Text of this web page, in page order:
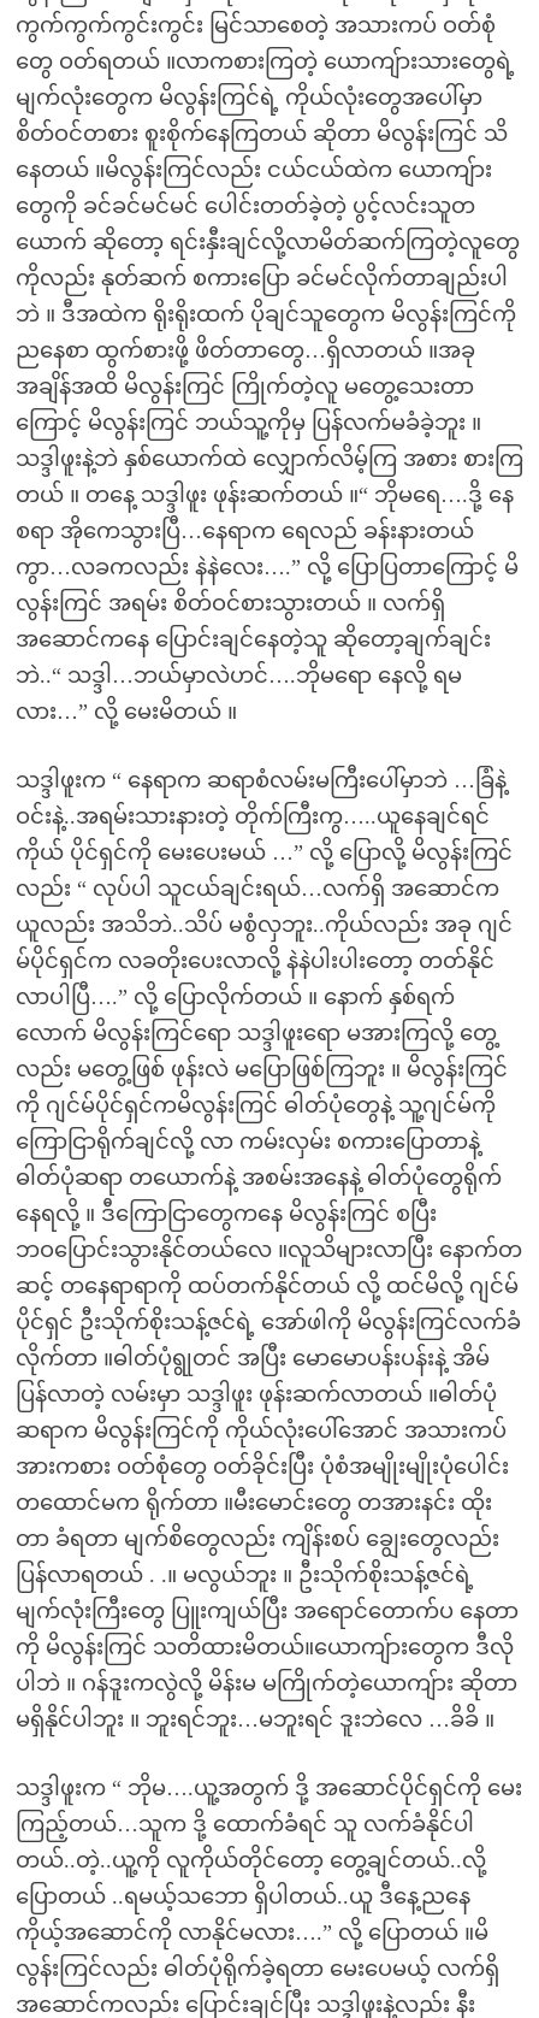
ကွက်ကွက်ကွင်းကွင်း မြင်သာစေတဲ့ အသားကပ် ဝတ်စုံ
တွေ ဝတ်ရတယ် ။လာကစားကြတဲ့ ယောကျ်ားသားတွေရဲ့
မျက်လုံးတွေက မိလွန်းကြင်ရဲ့ ကိုယ်လုံးတွေအပေါ်မှာ
စိတ်ဝင်တစား စူးစိုက်နေကြတယ် ဆိုတာ မိလွန်းကြင် သိ
နေတယ် ။မိလွန်းကြင်လည်း ငယ်ငယ်ထဲက ယောကျ်ား
တွေကို ခင်ခင်မင်မင် ပေါင်းတတ်ခဲ့တဲ့ ပွင့်လင်းသူတ
ယောက် ဆိုတော့ ရင်းနှီးချင်လို့လာမိတ်ဆက်ကြတဲ့လူတွေ
ကိုလည်း နုတ်ဆက် စကားပြော ခင်မင်လိုက်တာချည်းပါ
ဘဲ ။ ဒီအထဲက ရိုးရိုးထက် ပိုချင်သူတွေက မိလွန်းကြင်ကို
ညနေစာ ထွက်စားဖို့ ဖိတ်တာတွေ…ရှိလာတယ် ။အခု
အချိန်အထိ မိလွန်းကြင် ကြိုက်တဲ့လူ မတွေ့သေးတာ
ကြောင့် မိလွန်းကြင် ဘယ်သူ့ကိုမှ ပြန်လက်မခံခဲ့ဘူး ။
သဒ္ဒါဖူးနဲ့ဘဲ နှစ်ယောက်ထဲ လျှောက်လိမ့်ကြ အစား စားကြ
တယ် ။ တနေ့ သဒ္ဒါဖူး ဖုန်းဆက်တယ် ။“ ဘိုမရေ….ဒို့ နေ
စရာ အိုကေသွားပြီ…နေရာက ရေလည် ခန်းနားတယ်
ကွာ…လခကလည်း နဲနဲလေး….” လို့ ပြောပြတာကြောင့် မိ
လွန်းကြင် အရမ်း စိတ်ဝင်စားသွားတယ် ။ လက်ရှိ
အဆောင်ကနေ ပြောင်းချင်နေတဲ့သူ ဆိုတော့ချက်ချင်း
ဘဲ..“ သဒ္ဒါ…ဘယ်မှာလဲဟင်….ဘိုမရော နေလို့ ရမ
လား…” လို့ မေးမိတယ် ။
သဒ္ဒါဖူးက “ နေရာက ဆရာစံလမ်းမကြီးပေါ်မှာဘဲ …ခြံနဲ့
ဝင်းနဲ့..အရမ်းသားနားတဲ့ တိုက်ကြီးကွ…..ယူနေချင်ရင်
ကိုယ် ပိုင်ရှင်ကို မေးပေးမယ် …” လို့ ပြောလို့ မိလွန်းကြင်
လည်း “ လုပ်ပါ သူငယ်ချင်းရယ်…လက်ရှိ အဆောင်က
ယူလည်း အသိဘဲ..သိပ် မစွံလှဘူး..ကိုယ်လည်း အခု ဂျင်
မ်ပိုင်ရှင်က လခတိုးပေးလာလို့ နဲနဲပါးပါးတော့ တတ်နိုင်
လာပါပြီ….” လို့ ပြောလိုက်တယ် ။ နောက် နှစ်ရက်
လောက် မိလွန်းကြင်ရော သဒ္ဒါဖူးရော မအားကြလို့ တွေ့
လည်း မတွေ့ဖြစ် ဖုန်းလဲ မပြောဖြစ်ကြဘူး ။ မိလွန်းကြင်
ကို ဂျင်မ်ပိုင်ရှင်ကမိလွန်းကြင် ဓါတ်ပုံတွေနဲ့ သူ့ဂျင်မ်ကို
ကြောငြာရိုက်ချင်လို့ လာ ကမ်းလှမ်း စကားပြောတာနဲ့
ဓါတ်ပုံဆရာ တယောက်နဲ့ အစမ်းအနေနဲ့ ဓါတ်ပုံတွေရိုက်
နေရလို့ ။ ဒီကြောငြာတွေကနေ မိလွန်းကြင် စပြီး
ဘဝပြောင်းသွားနိုင်တယ်လေ ။လူသိများလာပြီး နောက်တ
ဆင့် တနေရာရာကို ထပ်တက်နိုင်တယ် လို့ ထင်မိလို့ ဂျင်မ်
ပိုင်ရှင် ဦးသိုက်စိုးသန့်ဇင်ရဲ့ အော်ဖါကို မိလွန်းကြင်လက်ခံ
လိုက်တာ ။ဓါတ်ပုံရွုတင် အပြီး မောမောပန်းပန်းနဲ့ အိမ်
ပြန်လာတဲ့ လမ်းမှာ သဒ္ဒါဖူး ဖုန်းဆက်လာတယ် ။ဓါတ်ပုံ
ဆရာက မိလွန်းကြင်ကို ကိုယ်လုံးပေါ်အောင် အသားကပ်
အားကစား ဝတ်စုံတွေ ဝတ်ခိုင်းပြီး ပုံစံအမျိုးမျိုးပုံပေါင်း
တထောင်မက ရိုက်တာ ။မီးမောင်းတွေ တအားနင်း ထိုး
တာ ခံရတာ မျက်စိတွေလည်း ကျိန်းစပ် ချွေးတွေလည်း
ပြန်လာရတယ် . .။ မလွယ်ဘူး ။ ဦးသိုက်စိုးသန့်ဇင်ရဲ့
မျက်လုံးကြီးတွေ ပြူးကျယ်ပြီး အရောင်တောက်ပ နေတာ
ကို မိလွန်းကြင် သတိထားမိတယ်။ယောကျ်ားတွေက ဒီလို
ပါဘဲ ။ ဂန်ဒူးကလွဲလို့ မိန်းမ မကြိုက်တဲ့ယောကျ်ား ဆိုတာ
မရှိနိုင်ပါဘူး ။ ဘူးရင်ဘူး…မဘူးရင် ဒူးဘဲလေ …ခိခိ ။
သဒ္ဒါဖူးက “ ဘိုမ….ယူ့အတွက် ဒို့ အဆောင်ပိုင်ရှင်ကို မေး
ကြည့်တယ်…သူက ဒို့ ထောက်ခံရင် သူ လက်ခံနိုင်ပါ
တယ်..တဲ့..ယူ့ကို လူကိုယ်တိုင်တော့ တွေ့ချင်တယ်..လို့
ပြောတယ် ..ရမယ့်သဘော ရှိပါတယ်..ယူ ဒီနေ့ညနေ
ကိုယ့်အဆောင်ကို လာနိုင်မလား….” လို့ ပြောတယ် ။မိ
လွန်းကြင်လည်း ဓါတ်ပုံရိုက်ခဲ့ရတာ မေးပေမယ့် လက်ရှိ
အဆောင်ကလည်း ပြောင်းချင်ပြီး သဒ္ဒါဖူးနဲ့လည်း နီး